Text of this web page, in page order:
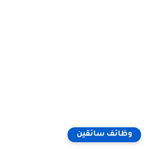
وظائف سائقين